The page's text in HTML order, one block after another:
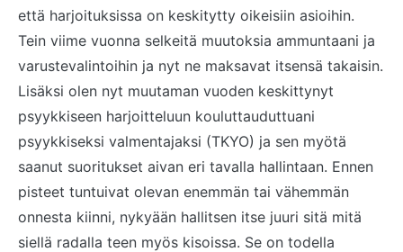
että harjoituksissa on keskitytty oikeisiin asioihin.
Tein viime vuonna selkeitä muutoksia ammuntaani ja
varustevalintoihin ja nyt ne maksavat itsensä takaisin.
Lisäksi olen nyt muutaman vuoden keskittynyt
psyykkiseen harjoitteluun kouluttauduttuani
psyykkiseksi valmentajaksi (TKYO) ja sen myötä
saanut suoritukset aivan eri tavalla hallintaan. Ennen
pisteet tuntuivat olevan enemmän tai vähemmän
onnesta kiinni, nykyään hallitsen itse juuri sitä mitä
siellä radalla teen myös kisoissa. Se on todella